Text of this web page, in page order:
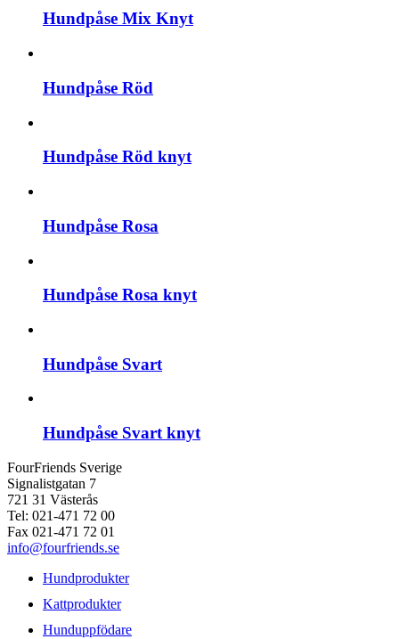
Hundpåse Mix Knyt
Hundpåse Röd
Hundpåse Röd knyt
Hundpåse Rosa
Hundpåse Rosa knyt
Hundpåse Svart
Hundpåse Svart knyt
FourFriends Sverige
Signalistgatan 7
721 31 Västerås
Tel: 021-471 72 00
Fax 021-471 72 01
info@fourfriends.se
Hundprodukter
Kattprodukter
Hunduppfödare